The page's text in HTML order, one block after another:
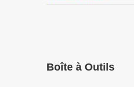
Boîte à Outils